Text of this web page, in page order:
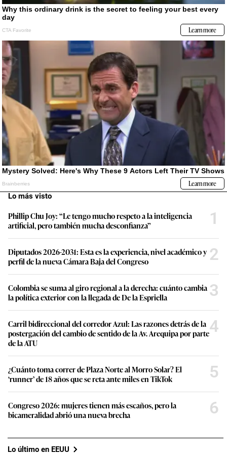
Lo más visto
Phillip Chu Joy: “Le tengo mucho respeto a la inteligencia
artificial, pero también mucha desconfianza”
1
Diputados 2026-2031: Esta es la experiencia, nivel académico y
perfil de la nueva Cámara Baja del Congreso
2
Colombia se suma al giro regional a la derecha: cuánto cambia
la política exterior con la llegada de De la Espriella
3
Carril bidireccional del corredor Azul: Las razones detrás de la
postergación del cambio de sentido de la Av. Arequipa por parte
de la ATU
4
¿Cuánto toma correr de Plaza Norte al Morro Solar? El
‘runner’ de 18 años que se reta ante miles en TikTok
5
Congreso 2026: mujeres tienen más escaños, pero la
bicameralidad abrió una nueva brecha
6
Lo último en EEUU